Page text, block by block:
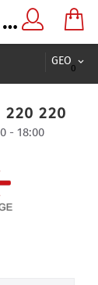
GEO
0
220 220
- 18:00
პლასმასის ხამუთი 4.8X400 - 220.ge